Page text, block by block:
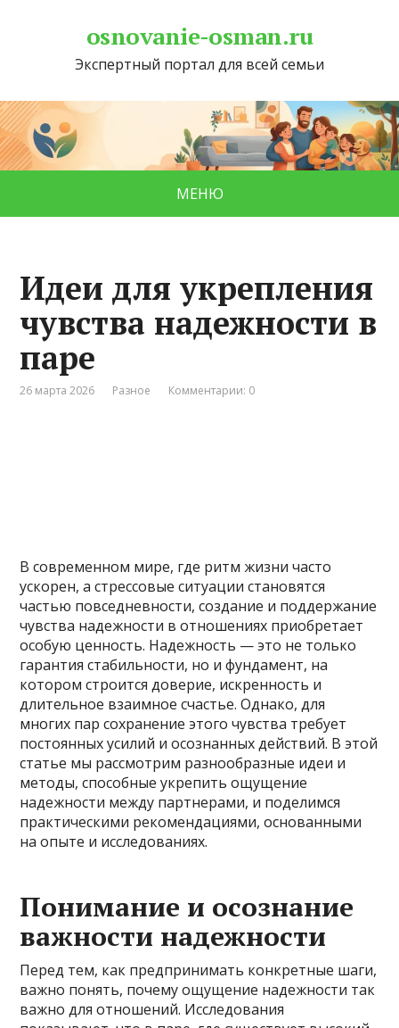
osnovanie-osman.ru
Экспертный портал для всей семьи
МЕНЮ
Идеи для укрепления
чувства надежности в
паре
26 марта 2026 Разное Комментарии: 0
В современном мире, где ритм жизни часто
ускорен, а стрессовые ситуации становятся
частью повседневности, создание и поддержание
чувства надежности в отношениях приобретает
особую ценность. Надежность — это не только
гарантия стабильности, но и фундамент, на
котором строится доверие, искренность и
длительное взаимное счастье. Однако, для
многих пар сохранение этого чувства требует
постоянных усилий и осознанных действий. В этой
статье мы рассмотрим разнообразные идеи и
методы, способные укрепить ощущение
надежности между партнерами, и поделимся
практическими рекомендациями, основанными
на опыте и исследованиях.
Понимание и осознание
важности надежности
Перед тем, как предпринимать конкретные шаги,
важно понять, почему ощущение надежности так
важно для отношений. Исследования